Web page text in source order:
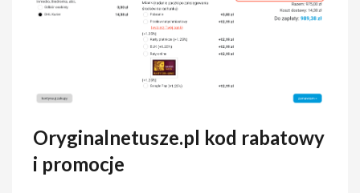
Oryginalnetusze.pl kod rabatowy
i promocje